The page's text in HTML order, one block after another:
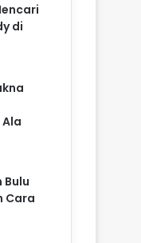
di
Bulu
Cara